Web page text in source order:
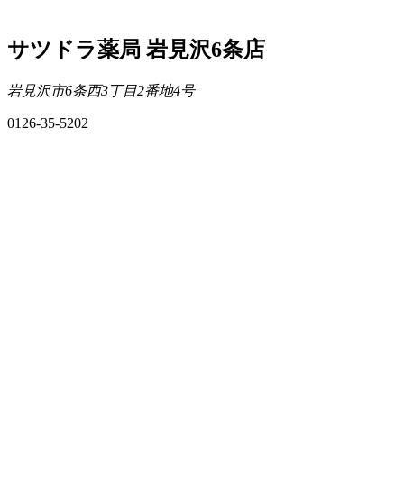
サツドラ薬局 岩見沢6条店
岩見沢市6条西3丁目2番地4号
0126-35-5202